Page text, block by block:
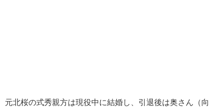
元北桜の式秀親方は現役中に結婚し、引退後は奥さん（向